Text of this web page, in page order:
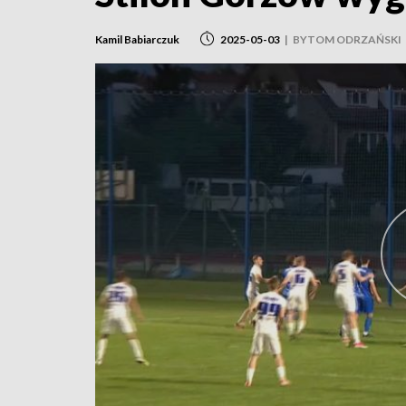
Kamil Babiarczuk 2025-05-03 | BYTOM ODRZAŃSKI